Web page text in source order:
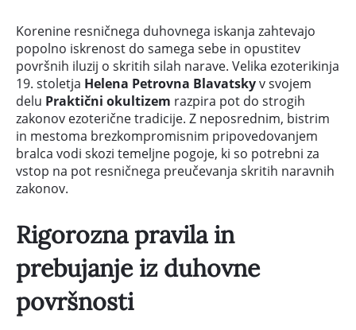
Korenine resničnega duhovnega iskanja zahtevajo
popolno iskrenost do samega sebe in opustitev
površnih iluzij o skritih silah narave. Velika ezoterikinja
19. stoletja Helena Petrovna Blavatskyv svojem
delu Praktični okultizem razpira pot do strogih
zakonov ezoterične tradicije. Z neposrednim, bistrim
in mestoma brezkompromisnim pripovedovanjem
bralca vodi skozi temeljne pogoje, ki so potrebni za
vstop na pot resničnega preučevanja skritih naravnih
zakonov.
Rigorozna pravila in
prebujanje iz duhovne
površnosti